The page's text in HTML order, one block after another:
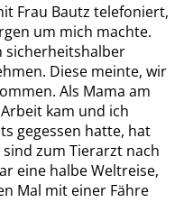
Frau Bautz telefoniert,
um mich machte.
sicherheitshalber
Diese meinte, wir
Als Mama am
kam und ich
gegessen hatte, hat
zum Tierarzt nach
eine halbe Weltreise,
Mal mit einer Fähre